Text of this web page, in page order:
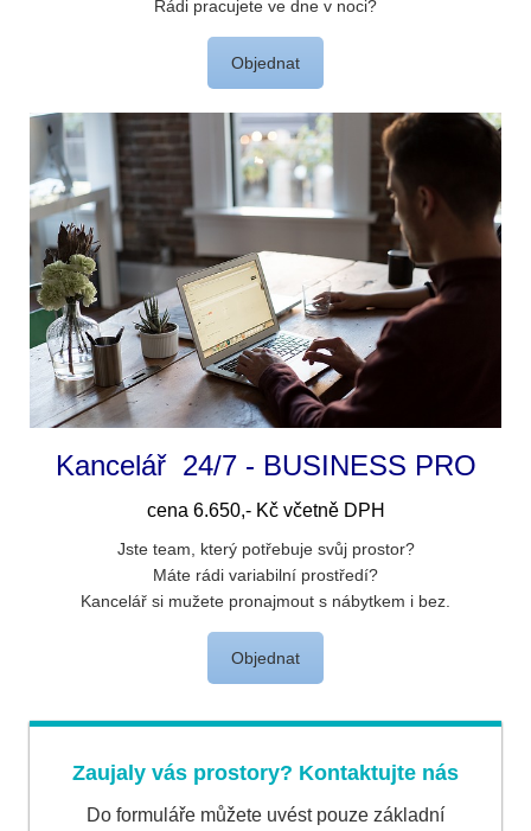
Rádi pracujete ve dne v noci?
Objednat
Kancelář 24/7 - BUSINESS PRO
cena 6.650,- Kč včetně DPH
Jste team, který potřebuje svůj prostor?
Máte rádi variabilní prostředí?
Kancelář si mužete pronajmout s nábytkem i bez.
Objednat
Zaujaly vás prostory? Kontaktujte nás
Do formuláře můžete uvést pouze základní